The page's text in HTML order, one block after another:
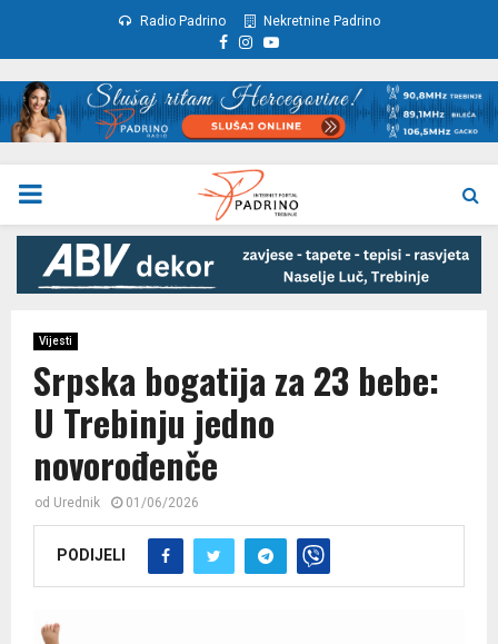
Radio Padrino Nekretnine Padrino
Facebook
Instagram
Youtube
PRIMARY
MENU
Vijesti
Srpska bogatija za 23 bebe:
U Trebinju jedno
novorođenče
od Urednik 01/06/2026
PODIJELI